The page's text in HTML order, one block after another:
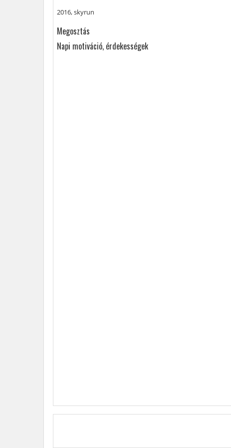
információk
futóversenyről:
Címke
2016,skyrun
Megosztás
Napi motiváció, érdekességek